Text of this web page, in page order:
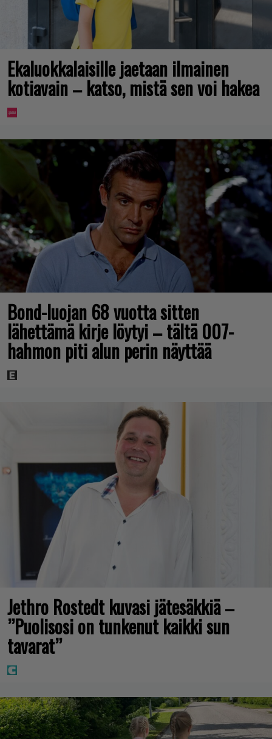
Ekaluokkalaisille jaetaan ilmainen
kotiavain – katso, mistä sen voi hakea
Bond-luojan 68 vuotta sitten
lähettämä kirje löytyi – tältä 007-
hahmon piti alun perin näyttää
Jethro Rostedt kuvasi jätesäkkiä –
”Puolisosi on tunkenut kaikki sun
tavarat”